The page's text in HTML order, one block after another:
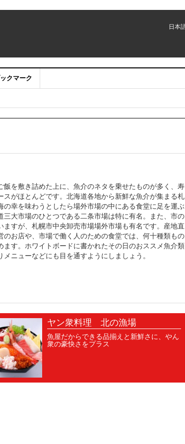
クマーク
のお知らせ
ます。
飯を敷き詰めた上に、魚介のネタを乗せたものが多く、寿
スがほとんどです。北海道各地から新鮮な魚介が集まる札
の幸を味わうとしたら場外市場の中にある食堂に足を運ぶ
三大市場のひとつである二条市場は特に有名。また、市の
ますが、札幌市中央卸売市場場外市場も有名です。産地直
のお店や、市場で働く人のための食堂では、何十種類もの
ます。ホワイトボードに書かれたその日のおススメ魚介類
ニューなどにも目を通すようにしましょう。
ヤン衆料理 北の漁場
魚屋だからできる品揃えと新鮮さに、やん
衆の豪快さをプラス